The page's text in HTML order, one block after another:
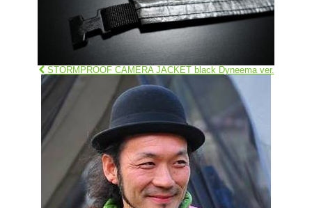
STORMPROOF CAMERA JACKET black Dyneema ver.